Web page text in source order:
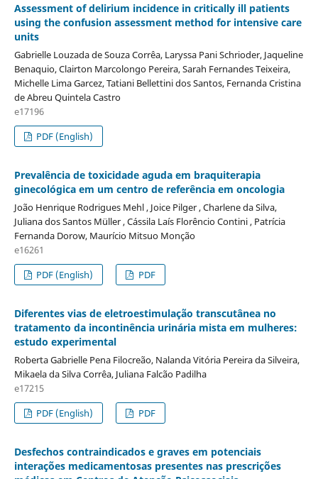
Assessment of delirium incidence in critically ill patients
using the confusion assessment method for intensive care
units
Gabrielle Louzada de Souza Corrêa, Laryssa Pani Schrioder, Jaqueline
Benaquio, Clairton Marcolongo Pereira, Sarah Fernandes Teixeira,
Michelle Lima Garcez, Tatiani Bellettini dos Santos, Fernanda Cristina
de Abreu Quintela Castro
e17196
PDF (English)
Prevalência de toxicidade aguda em braquiterapia
ginecológica em um centro de referência em oncologia
João Henrique Rodrigues Mehl , Joice Pilger , Charlene da Silva,
Juliana dos Santos Müller , Cássila Laís Florêncio Contini , Patrícia
Fernanda Dorow, Maurício Mitsuo Monção
e16261
PDF (English)
PDF
Diferentes vias de eletroestimulação transcutânea no
tratamento da incontinência urinária mista em mulheres:
estudo experimental
Roberta Gabrielle Pena Filocreão, Nalanda Vitória Pereira da Silveira,
Mikaela da Silva Corrêa, Juliana Falcão Padilha
e17215
PDF (English)
PDF
Desfechos contraindicados e graves em potenciais
interações medicamentosas presentes nas prescrições